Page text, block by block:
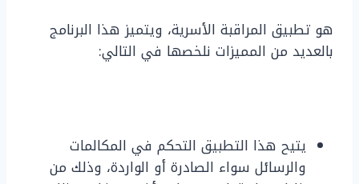
هو تطبيق المراقبة الأسرية، ويتميز هذا البرنامج
بالعديد من المميزات نلخصها في التالي:
يتيح هذا التطبيق التحكم في المكالمات
والرسائل سواء الصادرة أو الواردة، وذلك من